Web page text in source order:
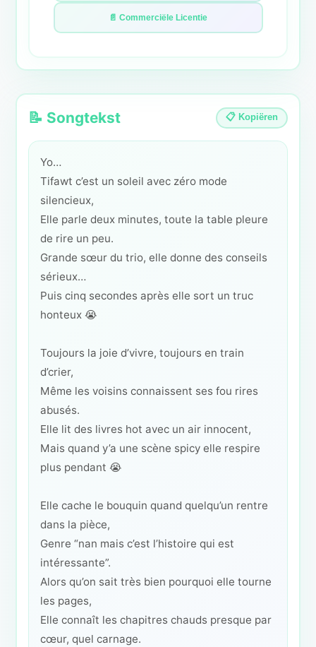
📄 Commerciële Licentie
📝 Songtekst 📋 Kopiëren
Yo…
Tifawt c’est un soleil avec zéro mode
silencieux,
Elle parle deux minutes, toute la table pleure
de rire un peu.
Grande sœur du trio, elle donne des conseils
sérieux…
Puis cinq secondes après elle sort un truc
honteux 😭
Toujours la joie d’vivre, toujours en train
d’crier,
Même les voisins connaissent ses fou rires
abusés.
Elle lit des livres hot avec un air innocent,
Mais quand y’a une scène spicy elle respire
plus pendant 😭
Elle cache le bouquin quand quelqu’un rentre
dans la pièce,
Genre “nan mais c’est l’histoire qui est
intéressante”.
Alors qu’on sait très bien pourquoi elle tourne
les pages,
Elle connaît les chapitres chauds presque par
cœur, quel carnage.